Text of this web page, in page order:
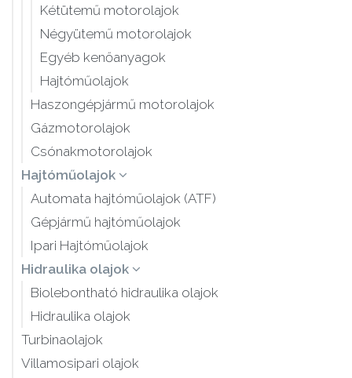
Kétütemű motorolajok
Négyütemű motorolajok
Egyéb kenőanyagok
Hajtóműolajok
Haszongépjármű motorolajok
Gázmotorolajok
Csónakmotorolajok
Hajtóműolajok
Automata hajtóműolajok (ATF)
Gépjármű hajtóműolajok
Ipari Hajtóműolajok
Hidraulika olajok
Biolebontható hidraulika olajok
Hidraulika olajok
Turbinaolajok
Villamosipari olajok